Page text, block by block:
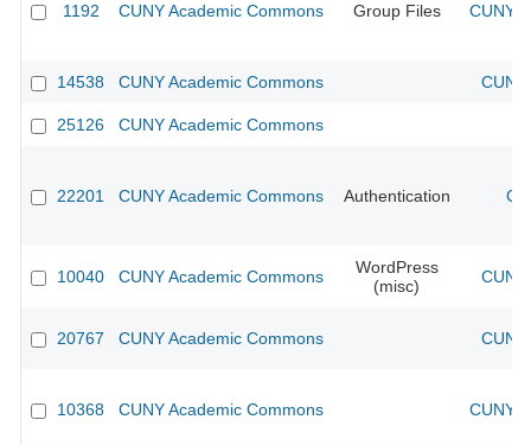
1192 CUNY Academic Commons Group Files CUNY
14538 CUNY Academic Commons
25126 CUNY Academic Commons
22201 CUNY Academic Commons Authentication
10040 CUNY Academic Commons
WordPress
(misc)
20767 CUNY Academic Commons
10368 CUNY Academic Commons CUNY